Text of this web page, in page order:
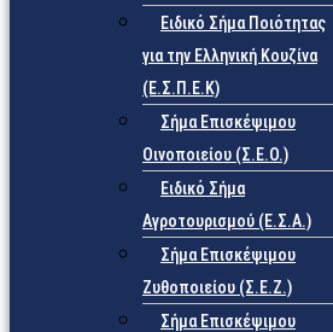
Ειδικό Σήμα Ποιότητας
για την Ελληνική Κουζίνα
(Ε.Σ.Π.Ε.Κ)
Σήμα Επισκέψιμου
Οινοποιείου (Σ.Ε.Ο.)
Ειδικό Σήμα
Αγροτουρισμού (Ε.Σ.Α.)
Σήμα Επισκέψιμου
Ζυθοποιείου (Σ.Ε.Ζ.)
Σήμα Επισκέψιμου